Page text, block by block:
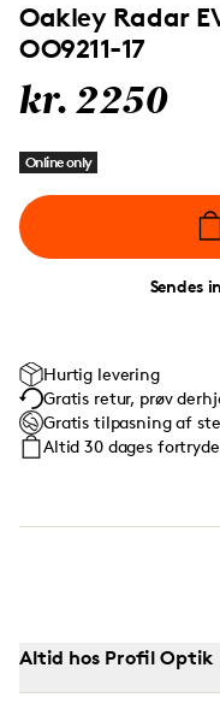
Oakley Radar
OO9211-17
kr. 2250
Online only
Sendes
Hurtig levering
Gratis retur, prøv
Gratis tilpasning af
Altid 30 dages
Altid hos Profil Optik